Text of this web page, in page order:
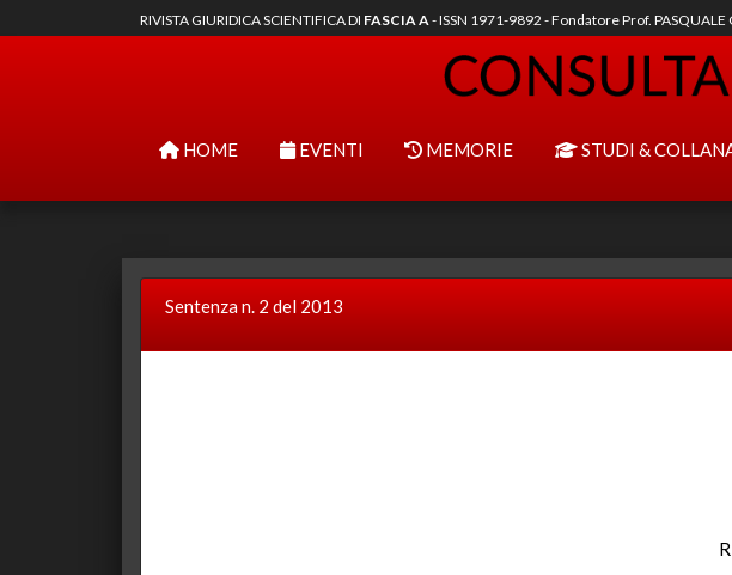
RIVISTA GIURIDICA SCIENTIFICA DI FASCIA A- ISSN 1971-9892 - Fondatore Prof. PASQUALE
HOME EVENTI MEMORIE STUDI &
Sentenza n. 2 del 2013